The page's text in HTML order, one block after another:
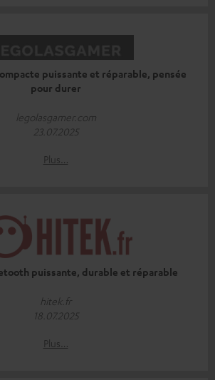
puissante et réparable, pensée
pour durer
legolasgamer.com
23.07.2025
Plus…
puissante, durable et réparable
hitek.fr
18.07.2025
Plus…